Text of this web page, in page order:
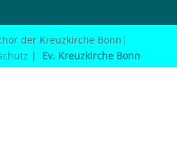
der Kreuzkirche Bonn|
| Ev. Kreuzkirche Bonn